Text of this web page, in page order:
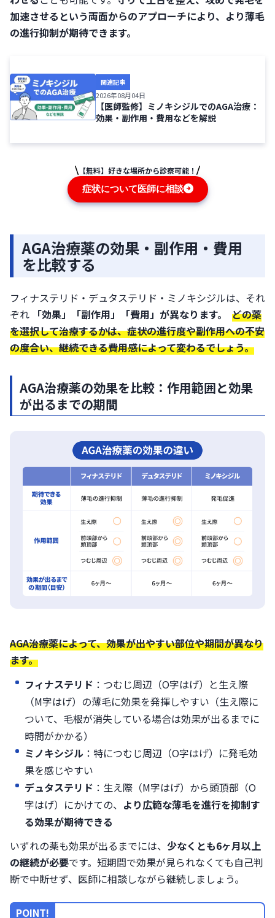
加速させるという両面からのアプローチにより、より薄毛
の進行抑制が期待できます。
関連記事
2026年08月04日
【医師監修】ミノキシジルでのAGA治療：
効果・副作用・費用などを解説
【無料】好きな場所から診察可能！
症状について医師に相談
AGA治療薬の効果・副作用・費用
を比較する
フィナステリド・デュタステリド・ミノキシジルは、それ
ぞれ 「効果」「副作用」「費用」が異なります。
どの薬
を選択して治療するかは、症状の進行度や副作用への不安
の度合い、継続できる費用感によって変わるでしょう。
AGA治療薬の効果を比較：作用範囲と効果
が出るまでの期間
AGA治療薬によって、効果が出やすい部位や期間が異なり
ます。
フィナステリド ：つむじ周辺（O字はげ）と生え際
（M字はげ）の薄毛に効果を発揮しやすい（生え際に
ついて、毛根が消失している場合は効果が出るまでに
時間がかかる）
ミノキシジル ：特につむじ周辺（O字はげ）に発毛効
果を感じやすい
デュタステリド ：生え際（M字はげ）から頭頂部（O
字はげ）にかけての、 より広範な薄毛を進行を抑制す
る効果が期待できる
いずれの薬も効果が出るまでには、 少なくとも6ヶ月以上
の継続が必要です。短期間で効果が見られなくても自己判
断で中断せず、医師に相談しながら継続しましょう。
POINT!